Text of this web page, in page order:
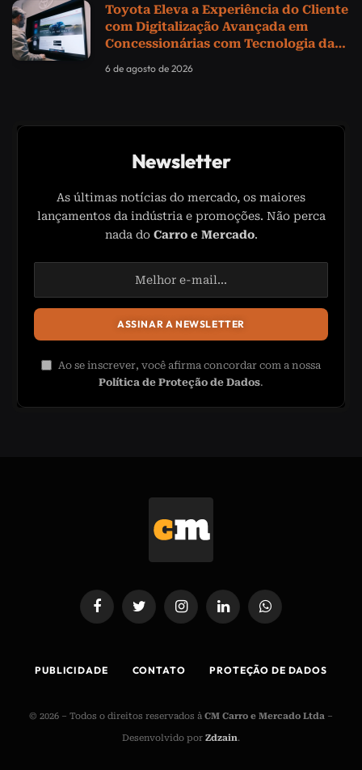
Toyota Eleva a Experiência do Cliente
com Digitalização Avançada em
Concessionárias com Tecnologia da
6 de agosto de 2026
Newsletter
As últimas notícias do mercado, os maiores
lançamentos da indústria e promoções. Não perca
nada do Carro e Mercado.
Ao se inscrever, você afirma concordar com a nossa
Política de Proteção de Dados.
FacebookTwitterInstagramLinkedIn WhatsApp
PUBLICIDADE CONTATO PROTEÇÃO DE DADOS
© 2026 – Todos o direitos reservados à CM Carro e Mercado Ltda –
Desenvolvido por Zdzain.